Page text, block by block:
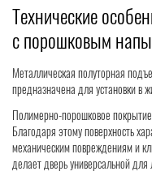
Технические
с порошковым
Металлическая полуторная
предназначена для установки
Полимерно-порошковое
Благодаря этому поверхность
механическим повреждениям и
делает дверь универсальной